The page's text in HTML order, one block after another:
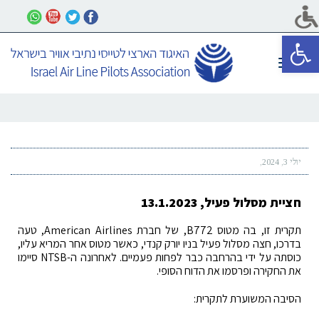
פתח סרגל נגישות
תפריט
יולי 3, 2024
חציית מסלול פעיל, 13.1.2023
תקרית זו, בה מטוס B772, של חברת American Airlines, טעה
בדרכו, חצה מסלול פעיל בניו יורק קנדי, כאשר מטוס אחר המריא עליו,
כוסתה על ידי בהרחבה כבר לפחות פעמיים. לאחרונה ה-NTSB סיימו
את החקירה ופרסמו את הדוח הסופי.
הסיבה המשוערת לתקרית: